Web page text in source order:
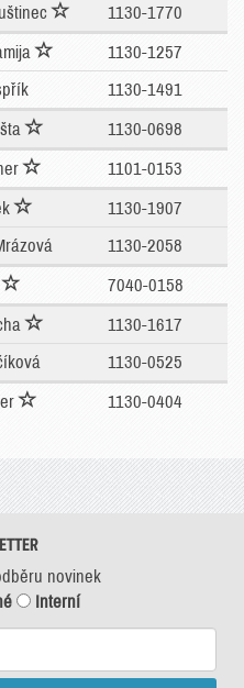
1130-1770
1130-1257
1130-1491
1130-0698
1101-0153
1130-1907
1130-2058
7040-0158
1130-1617
1130-0525
1130-0404
novinek
Interní